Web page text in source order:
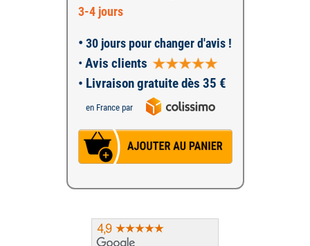
3-4 jours
• 30 jours pour changer d'avis !
• Avis clients
• Livraison gratuite dès 35 €
en France par